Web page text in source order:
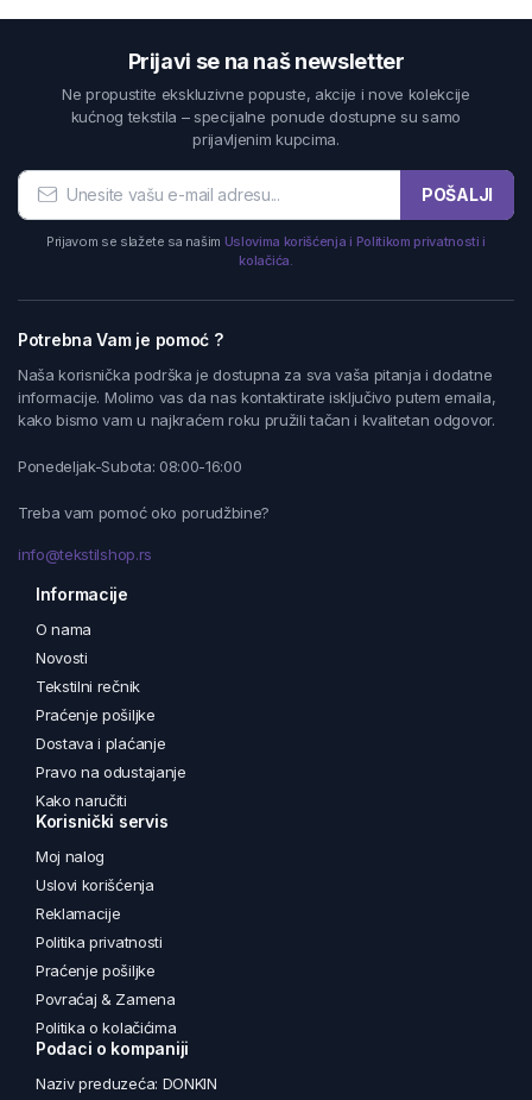
Prijavi se na naš newsletter
Ne propustite ekskluzivne popuste, akcije i nove kolekcije
kućnog tekstila – specijalne ponude dostupne su samo
prijavljenim kupcima.
POŠALJI
Prijavom se slažete sa našim Uslovima korišćenja i Politikom privatnosti i
kolačića.
Potrebna Vam je pomoć ?
Naša korisnička podrška je dostupna za sva vaša pitanja i dodatne
informacije. Molimo vas da nas kontaktirate isključivo putem emaila,
kako bismo vam u najkraćem roku pružili tačan i kvalitetan odgovor.
Ponedeljak-Subota: 08:00-16:00
Treba vam pomoć oko porudžbine?
info@tekstilshop.rs
Informacije
O nama
Novosti
Tekstilni rečnik
Praćenje pošiljke
Dostava i plaćanje
Pravo na odustajanje
Kako naručiti
Korisnički servis
Moj nalog
Uslovi korišćenja
Reklamacije
Politika privatnosti
Praćenje pošiljke
Povraćaj & Zamena
Politika o kolačićima
Podaci o kompaniji
Naziv preduzeća: DONKIN